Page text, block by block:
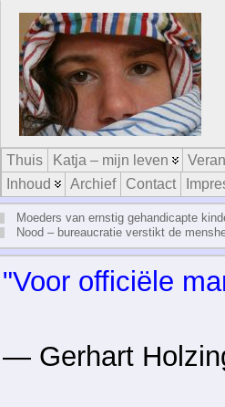
Thuis Katja – mijn leven
Inhoud
Archief Contact
Moeders van ernstig gehandicapte
Nood – bureaucratie verstikt de
"Voor of­fi­ciële
— Ger­hart